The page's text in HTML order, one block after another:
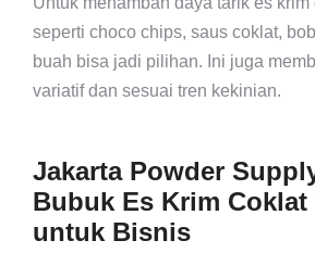
seperti choco chips, saus coklat,
buah bisa jadi pilihan. Ini juga
variatif dan sesuai tren kekinian.
Jakarta Powder
Bubuk Es Krim Coklat
untuk Bisnis